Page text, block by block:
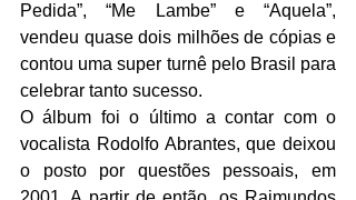
Pedida”, “Me Lambe” e “Aquela”,
vendeu quase dois milhões de cópias e
contou uma super turnê pelo Brasil para
celebrar tanto sucesso.
O álbum foi o último a contar com o
vocalista Rodolfo Abrantes, que deixou
o posto por questões pessoais, em